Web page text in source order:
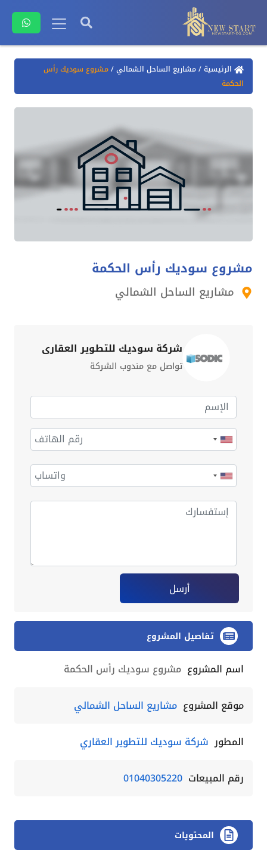
الرئيسية/مشاريع الساحل الشمالي/مشروع سوديك رأس
الحكمة
مشروع سوديك رأس الحكمة
مشاريع الساحل الشمالي
شركة سوديك للتطوير العقاري
تواصل مع مندوب الشركة
أرسل
تفاصيل المشروع
اسم المشروع مشروع سوديك رأس الحكمة
موقع المشروع مشاريع الساحل الشمالي
المطور شركة سوديك للتطوير العقاري
رقم المبيعات 01040305220
المحتويات